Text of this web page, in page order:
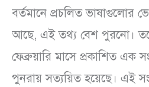
বর্তমানে প্রচলিত ভাষাগুলোর
আছে, এই তথ্য বেশ পুরনো।
ফেব্রুয়ারি মাসে প্রকাশিত এক
পুনরায় সত্যয়িত হয়েছে। এই